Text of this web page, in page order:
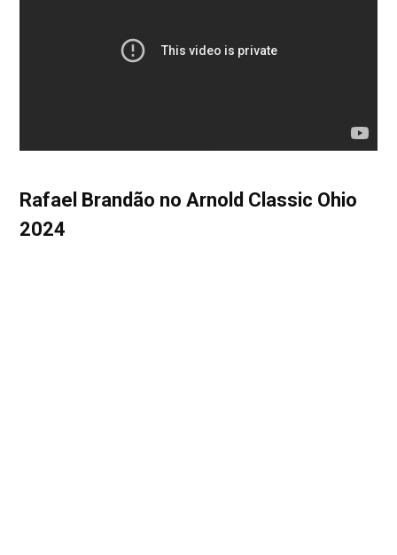
Rafael Brandão no Arnold Classic Ohio
2024